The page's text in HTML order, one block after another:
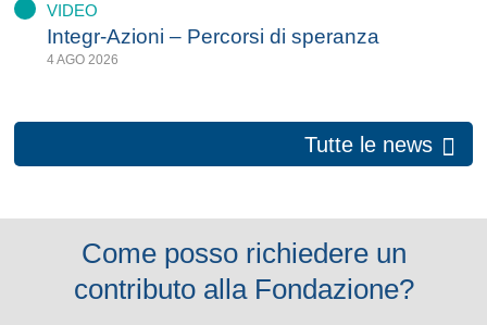
VIDEO
Integr-Azioni – Percorsi di speranza
4 AGO 2026
Tutte le news
Come posso richiedere un
contributo alla Fondazione?